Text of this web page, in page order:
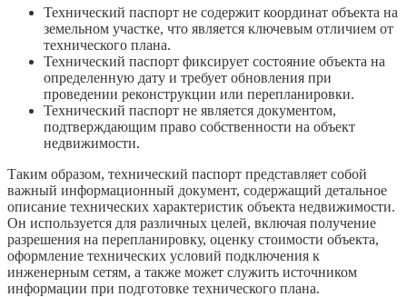
Технический паспорт не содержит координат объекта на
земельном участке, что является ключевым отличием от
технического плана.
Технический паспорт фиксирует состояние объекта на
определенную дату и требует обновления при
проведении реконструкции или перепланировки.
Технический паспорт не является документом,
подтверждающим право собственности на объект
недвижимости.
Таким образом, технический паспорт представляет собой
важный информационный документ, содержащий детальное
описание технических характеристик объекта недвижимости.
Он используется для различных целей, включая получение
разрешения на перепланировку, оценку стоимости объекта,
оформление технических условий подключения к
инженерным сетям, а также может служить источником
информации при подготовке технического плана.